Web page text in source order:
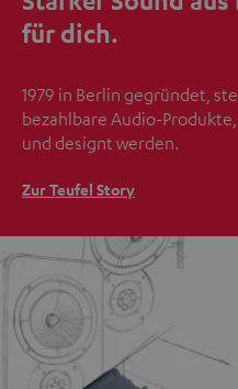
für dich.
1979 in Berlin gegründet,
bezahlbare Audio-
und designt werden.
Zur Teufel Story